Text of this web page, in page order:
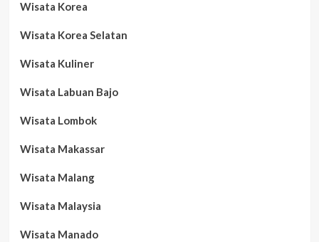
Wisata Korea
Wisata Korea Selatan
Wisata Kuliner
Wisata Labuan Bajo
Wisata Lombok
Wisata Makassar
Wisata Malang
Wisata Malaysia
Wisata Manado